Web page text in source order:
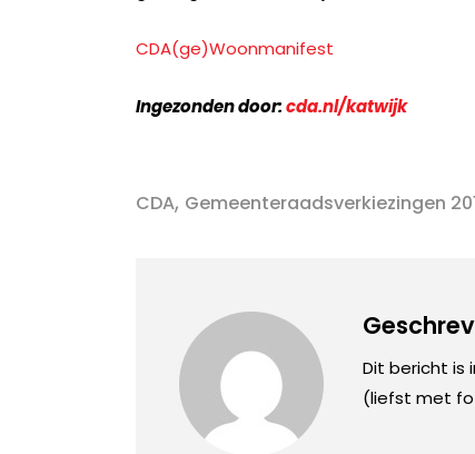
CDA(ge)Woonmanifest
Ingezonden door:cda.nl/katwijk
CDA, Gemeenteraadsverkiezingen
Dit bericht is
(liefst met